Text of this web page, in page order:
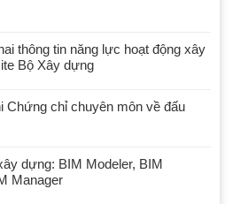
thông tin năng lực hoạt động xây
Bộ Xây dựng
Chứng chỉ chuyên môn về đấu
dựng: BIM Modeler, BIM
Manager